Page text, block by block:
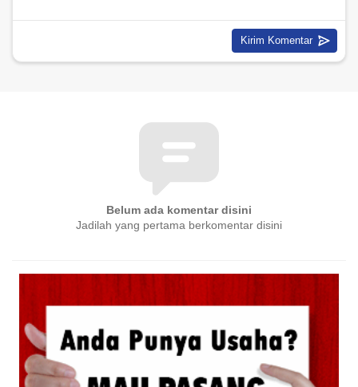
Belum ada komentar disini
Jadilah yang pertama berkomentar disini